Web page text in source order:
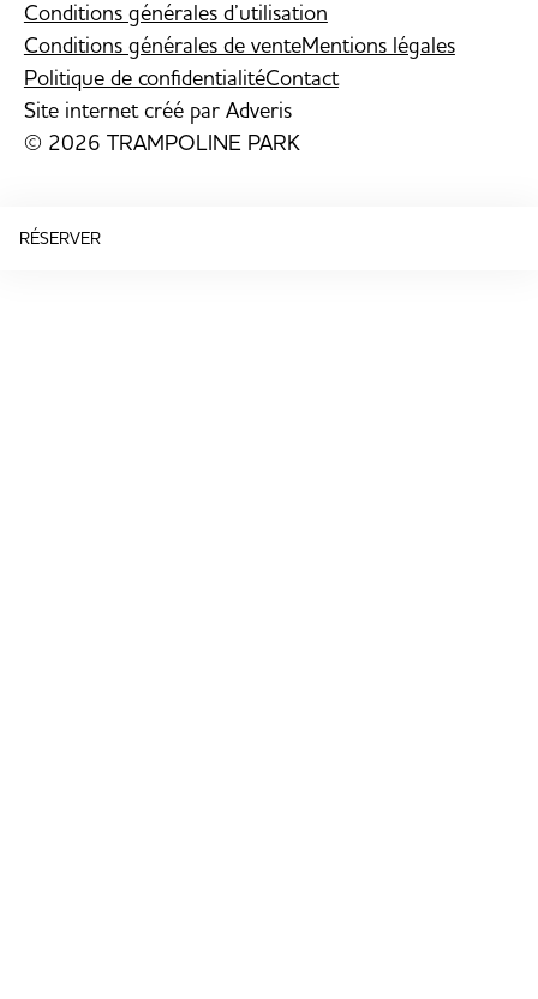
Conditions générales d’utilisation
Conditions générales de venteMentions légales
Politique de confidentialitéContact
Site internet créé par Adveris
© 2026 TRAMPOLINE PARK
RÉSERVER